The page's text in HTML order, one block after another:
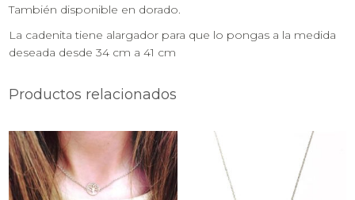
También disponible en dorado.
La cadenita tiene alargador para que lo pongas a la medida
deseada desde 34 cm a 41 cm
Productos relacionados